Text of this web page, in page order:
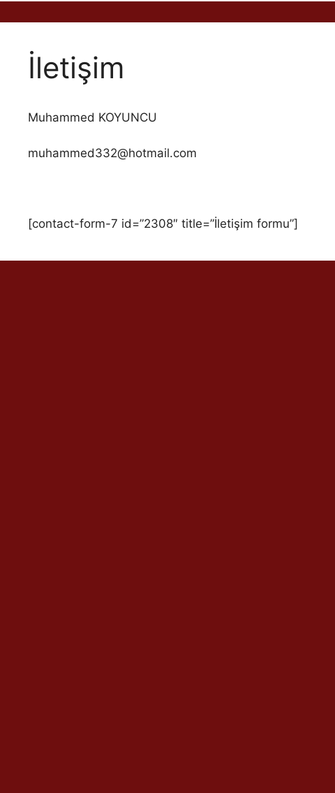
İletişim
Muhammed KOYUNCU
muhammed332@hotmail.com
[contact-form-7 id=”2308″ title=”İletişim formu”]